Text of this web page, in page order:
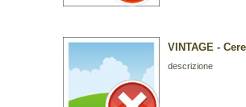
VINTAGE -
descrizione